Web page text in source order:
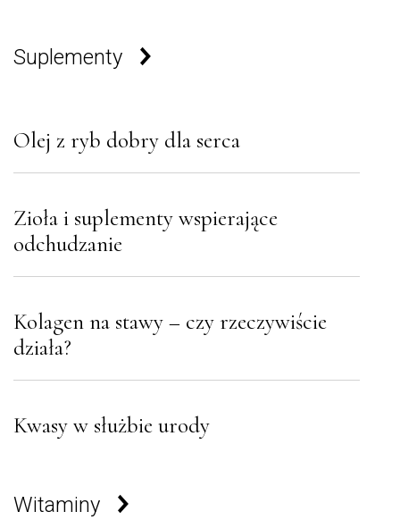
Suplementy
Olej z ryb dobry dla serca
Zioła i suplementy wspierające
odchudzanie
Kolagen na stawy – czy rzeczywiście
działa?
Kwasy w służbie urody
Witaminy